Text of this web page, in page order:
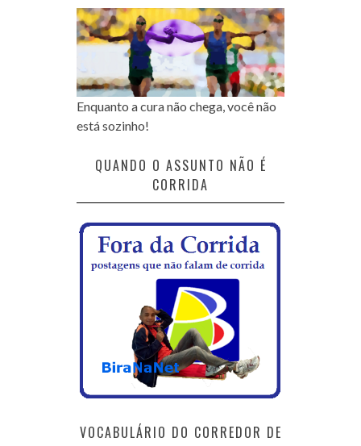
Enquanto a cura não chega, você não
está sozinho!
QUANDO O ASSUNTO NÃO É
CORRIDA
VOCABULÁRIO DO CORREDOR DE